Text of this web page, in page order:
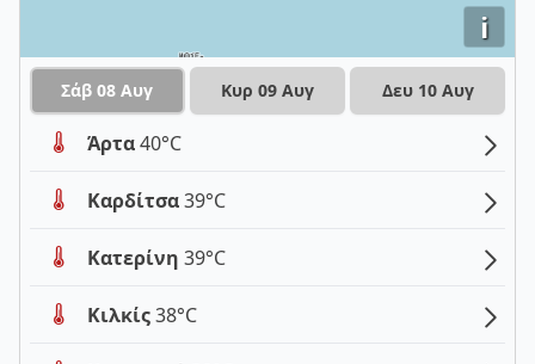
i
Σάβ 08 Αυγ Κυρ 09 Αυγ Δευ 10 Αυγ
Άρτα40°C
Καρδίτσα39°C
Κατερίνη 39°C
Κιλκίς38°C